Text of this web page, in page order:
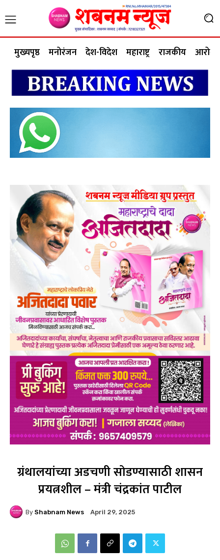
मुख्यपृष्ठ मनोरंजन देश-विदेश महाराष्ट्र राजकीय आरोग्य
ग्रंथालयांच्या अडचणी सोडण्यासाठी शासन
प्रयत्नशील – मंत्री चंद्रकांत पाटील
By Shabnam News April 29, 2025